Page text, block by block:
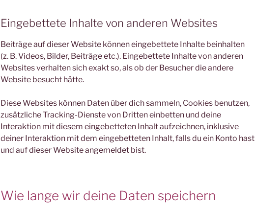
Eingebettete Inhalte von anderen Websites
Beiträge auf dieser Website können eingebettete Inhalte beinhalten
(z. B. Videos, Bilder, Beiträge etc.). Eingebettete Inhalte von anderen
Websites verhalten sich exakt so, als ob der Besucher die andere
Website besucht hätte.
Diese Websites können Daten über dich sammeln, Cookies benutzen,
zusätzliche Tracking-Dienste von Dritten einbetten und deine
Interaktion mit diesem eingebetteten Inhalt aufzeichnen, inklusive
deiner Interaktion mit dem eingebetteten Inhalt, falls du ein Konto hast
und auf dieser Website angemeldet bist.
Wie lange wir deine Daten speichern